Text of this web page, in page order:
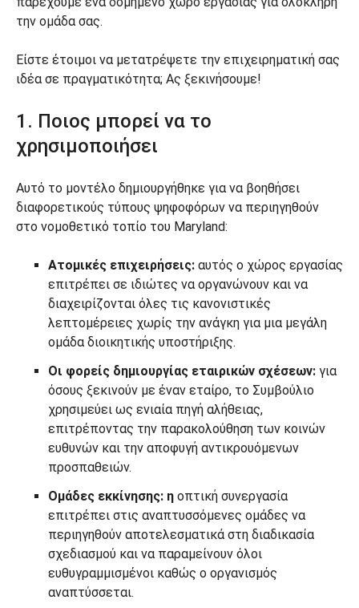
την ομάδα σας.
Είστε έτοιμοι να μετατρέψετε την επιχειρηματική σας
ιδέα σε πραγματικότητα; Ας ξεκινήσουμε!
1. Ποιος μπορεί να το
χρησιμοποιήσει
Αυτό το μοντέλο δημιουργήθηκε για να βοηθήσει
διαφορετικούς τύπους ψηφοφόρων να περιηγηθούν
στο νομοθετικό τοπίο του Maryland:
Ατομικές επιχειρήσεις: αυτός ο χώρος εργασίας
επιτρέπει σε ιδιώτες να οργανώνουν και να
διαχειρίζονται όλες τις κανονιστικές
λεπτομέρειες χωρίς την ανάγκη για μια μεγάλη
ομάδα διοικητικής υποστήριξης.
Οι φορείς δημιουργίας εταιρικών σχέσεων: για
όσους ξεκινούν με έναν εταίρο, το Συμβούλιο
χρησιμεύει ως ενιαία πηγή αλήθειας,
επιτρέποντας την παρακολούθηση των κοινών
ευθυνών και την αποφυγή αντικρουόμενων
προσπαθειών.
Ομάδες εκκίνησης: η οπτική συνεργασία
επιτρέπει στις αναπτυσσόμενες ομάδες να
περιηγηθούν αποτελεσματικά στη διαδικασία
σχεδιασμού και να παραμείνουν όλοι
ευθυγραμμισμένοι καθώς ο οργανισμός
αναπτύσσεται.